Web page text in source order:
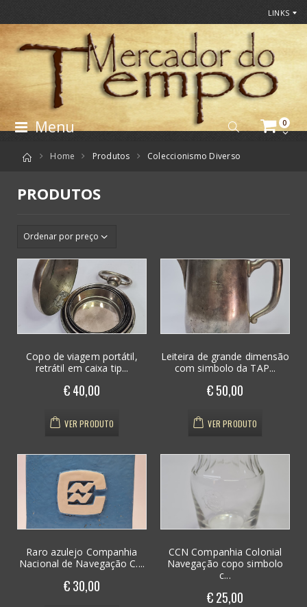
LINKS
Menu 0
Home Produtos Coleccionismo Diverso
PRODUTOS
Copo de viagem portátil,
retrátil em caixa tip...
€ 40,00
VER PRODUTO
Leiteira de grande dimensão
com simbolo da TAP...
€ 50,00
VER PRODUTO
Raro azulejo Companhia
Nacional de Navegação C....
€ 30,00
CCN Companhia Colonial
Navegação copo simbolo
c...
€ 25,00